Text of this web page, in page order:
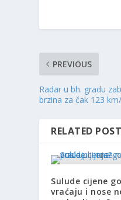
PREVIOUS
Radar u bh. gradu
brzina za čak 123
RELATED
Sulude cijene
vraćaju i nose